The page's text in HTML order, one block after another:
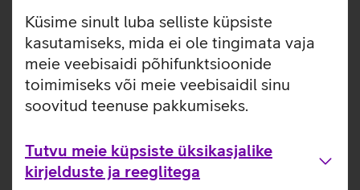
Küsime sinult luba selliste küpsiste
kasutamiseks, mida ei ole tingimata vaja
meie veebisaidi põhifunktsioonide
toimimiseks või meie veebisaidil sinu
soovitud teenuse pakkumiseks.
Tutvu meie küpsiste üksikasjalike
kirjelduste ja reeglitega